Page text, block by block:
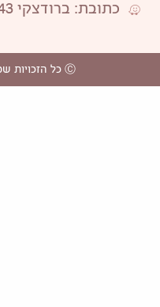
כתובת: ברודצקי 43, תל אביב
Ⓒ כל הזכויות שמורות לגלית בראלי 2021